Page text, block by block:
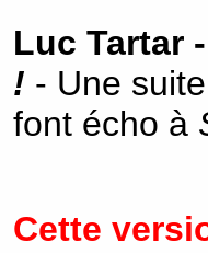
Luc Tartar
! - Une
font écho à
Cette